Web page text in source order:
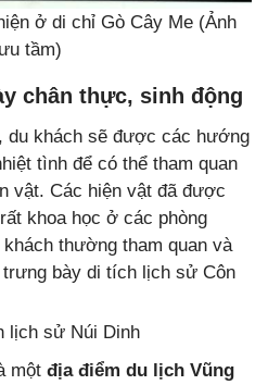
ở di chỉ Gò Cây Me (Ảnh
tầm)
chân thực, sinh động
du khách sẽ được các hướng
tình để có thể tham quan
vật. Các hiện vật đã được
khoa học ở các phòng
thường tham quan và
bày di tích lịch sử Côn
lịch sử Núi Dinh
một địa điểm du lịch Vũng